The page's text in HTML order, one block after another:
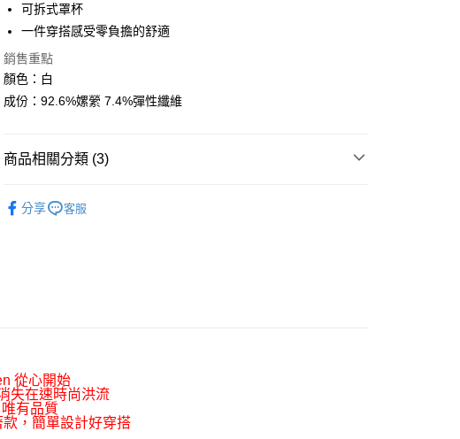
街口支付
悠遊付
【關於「AFTEE先享後付」】
１．簡單：不需註冊會員、不需綁卡、不需儲值。
絡購買商品的店家。未經商家同意取消之訂單仍視為有效，需透過AFTEE
先享後付繳納相關費用。
※ 交易是否成功請以「AFTEE先享後付 」之結帳頁面顯示為準，若有關於
是否繳費成功／繳費後需取消欲退款等相關疑問，請聯繫「AFTEE先享後
宅配
每筆NT$60，滿NT$499(含以上)免運費
可拆式罩杯
一件穿搭感受零負擔的舒適
銷售重點
顏色：白
成份：92.6%嫘縈 7.4%彈性纖維
商品相關分類 (3)
分享 客服
從心開始
失在速時尚洪流
有品質
，簡單設計好穿搭